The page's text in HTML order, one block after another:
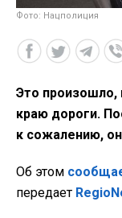
Фото: Нацполиция
Это произошло,
краю дороги.
к сожалению,
Об этом
передает